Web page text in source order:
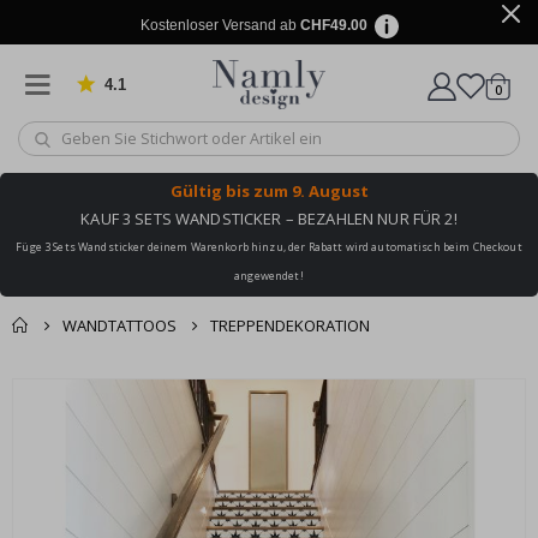
Kostenloser Versand ab CHF49.00
4.1 von 1030 Bewertungen
Wagen
0
Gültig bis zum 9. August
KAUF 3 SETS WANDSTICKER – BEZAHLEN NUR FÜR 2!
Füge 3 Sets Wandsticker deinem Warenkorb hinzu, der Rabatt wird automatisch beim Checkout
angewendet!
WANDTATTOOS TREPPENDEKORATION
Zusammen gekaufte
Einkaufswagen
Zur Kasse
Bildgalerie